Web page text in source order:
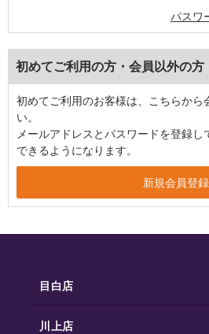
パスワ
初めてご利用の方・会員以外の方
初めてご利用のお客様は、こちらから
い。
メールアドレスとパスワードを登録
できるようになります。
目白店
川上店